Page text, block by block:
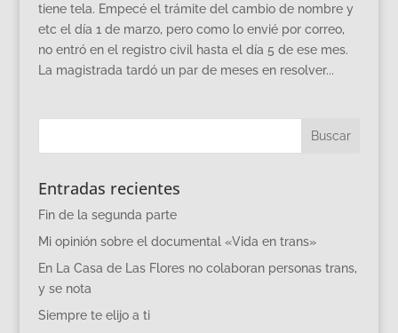
tiene tela. Empecé el trámite del cambio de nombre y
etc el día 1 de marzo, pero como lo envié por correo,
no entró en el registro civil hasta el día 5 de ese mes.
La magistrada tardó un par de meses en resolver...
Entradas recientes
Fin de la segunda parte
Mi opinión sobre el documental «Vida en trans»
En La Casa de Las Flores no colaboran personas trans,
y se nota
Siempre te elijo a ti